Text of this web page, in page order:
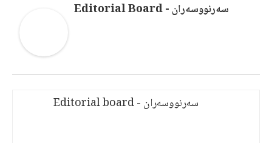
سەرنووسەران - Editorial Board
سەرنووسەران - Editorial board